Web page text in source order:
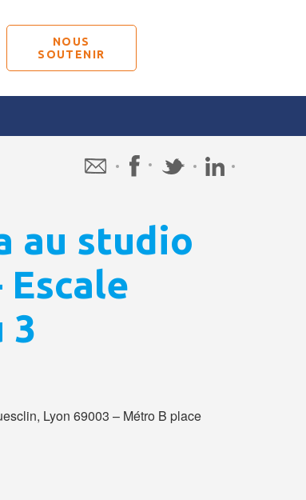
NOUS
SOUTENIR
au studio
3
Lyon 69003 – Métro B place